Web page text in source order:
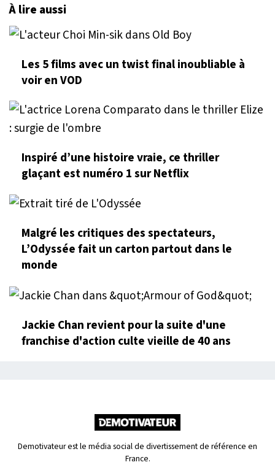
À lire aussi
Les 5 films avec un twist final inoubliable à
voir en VOD
Inspiré d’une histoire vraie, ce thriller
glaçant est numéro 1 sur Netflix
Malgré les critiques des spectateurs,
L’Odyssée fait un carton partout dans le
monde
Jackie Chan revient pour la suite d'une
franchise d'action culte vieille de 40 ans
Demotivateur est le média social de divertissement de référence en
France.